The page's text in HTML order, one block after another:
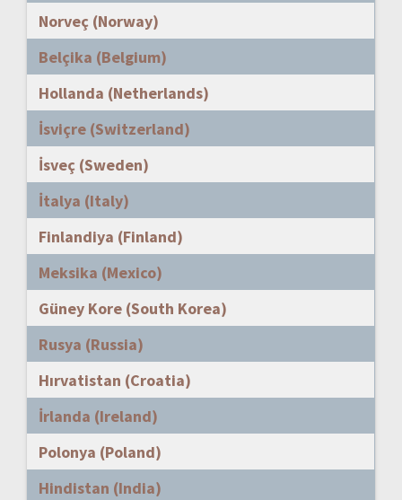
Norveç (Norway)
Belçika (Belgium)
Hollanda (Netherlands)
İsviçre (Switzerland)
İsveç (Sweden)
İtalya (Italy)
Finlandiya (Finland)
Meksika (Mexico)
Güney Kore (South Korea)
Rusya (Russia)
Hırvatistan (Croatia)
İrlanda (Ireland)
Polonya (Poland)
Hindistan (India)